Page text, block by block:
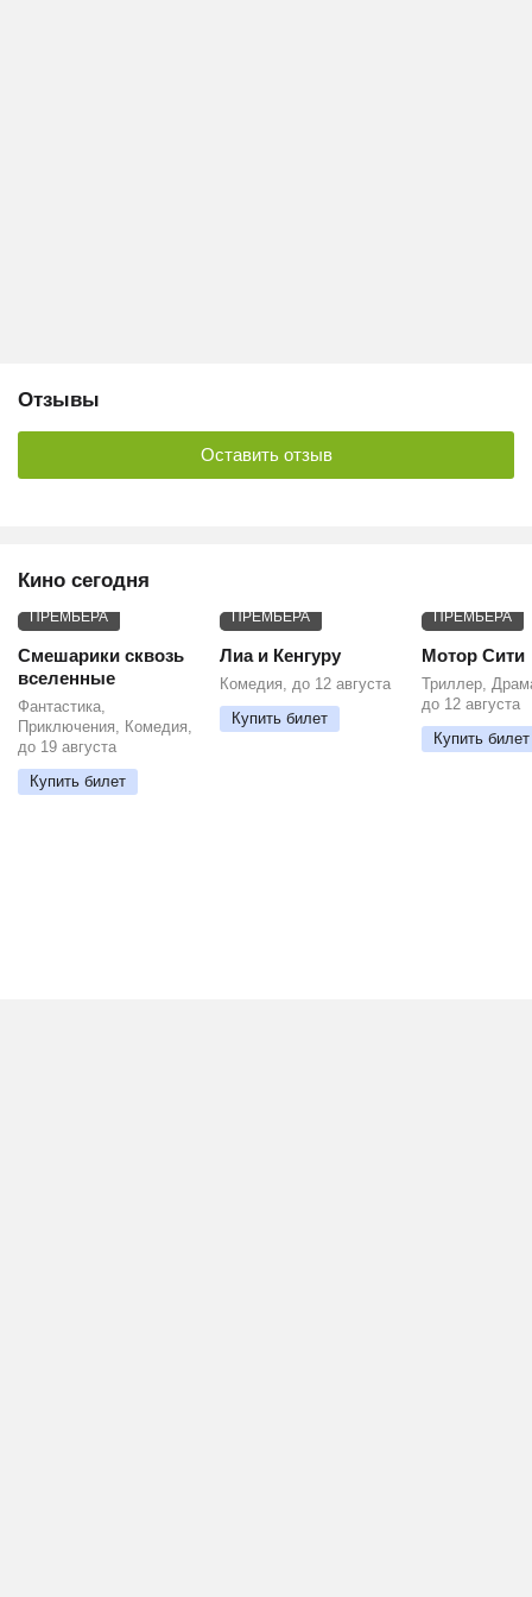
Отзывы
Оставить отзыв
Кино сегодня
ПРЕМЬЕРА
Смешарики сквозь
вселенные
Фантастика,
Приключения, Комедия,
до 19 августа
Купить билет
ПРЕМЬЕРА
Лиа и Кенгуру
Комедия, до 12 августа
Купить билет
ПРЕМЬЕРА
Мотор Сити
Триллер,
до 12 августа
Купить билет